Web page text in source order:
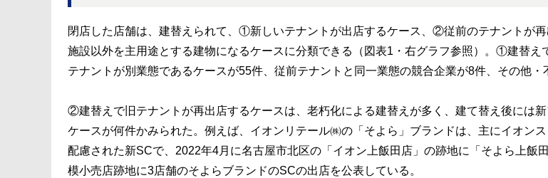
閉店した店舗は、建替えられて、①新しいテナントが出店するケース、②従前のテナントが
施設以外を主用途とする建物になるケースに分類できる（図表1・右グラフ参照）。①建替え
テナントが別業態であるケースが55件、従前テナントと同一業態の競合企業が8件、その他・
②建替えで旧テナントが再出店するケースは、老朽化による建替えが多く、建て替え後には
ケースが何件かみられた。例えば、イオンリテール㈱の「そよら」ブランドは、主にイオン
配慮された新SCで、2022年4月に名古屋市北区の「イオン上飯田店」の跡地に「そよら上飯
模小売店跡地に3店舗のそよらブランドのSCの出店を公表している。